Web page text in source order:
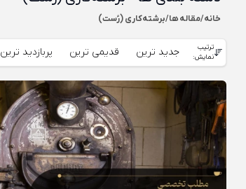
خانه/مقاله ها/برشته‌کاری (رُست)
ترتیب
نمایش:
جدید ترین قدیمی ترین پربازدید ترین